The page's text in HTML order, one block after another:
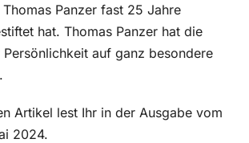
Panzer fast 25 Jahre
hat. Thomas Panzer hat die
auf ganz besondere
Artikel lest Ihr in der Ausgabe vom
2024.